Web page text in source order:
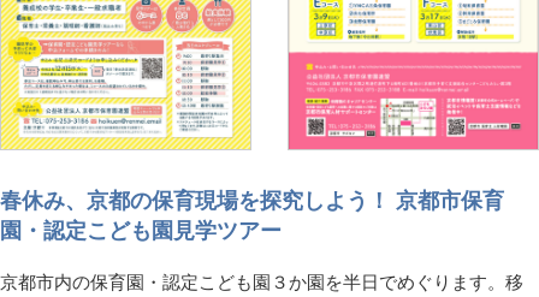
春休み、京都の保育現場を探究しよう！ 京都市保育
園・認定こども園見学ツアー
京都市内の保育園・認定こども園３か園を半日でめぐります。移